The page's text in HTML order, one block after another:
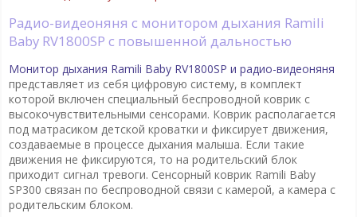
Радио-видеоняня с монитором дыхания Ramili
Baby RV1800SP с повышенной дальностью
Монитор дыхания Ramili Baby RV1800SP и радио-видеоняня
представляет из себя цифровую систему, в комплект
которой включен специальный беспроводной коврик с
высокочувствительными сенсорами. Коврик располагается
под матрасиком детской кроватки и фиксирует движения,
создаваемые в процессе дыхания малыша. Если такие
движения не фиксируются, то на родительский блок
приходит сигнал тревоги. Сенсорный коврик Ramili Baby
SP300 связан по беспроводной связи с камерой, а камера с
родительским блоком.